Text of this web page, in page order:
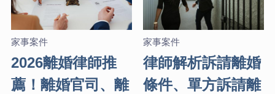
家事案件
2026離婚律師推
薦！離婚官司、離
家事案件
律師解析訴請離婚
條件、單方訴請離